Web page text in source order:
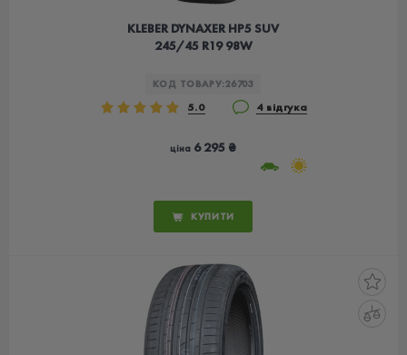
KLEBER DYNAXER HP5 SUV
245/45 R19 98W
КОД ТОВАРУ:26703
5.0 4 відгука
ціна 6 295 ₴
КУПИТИ